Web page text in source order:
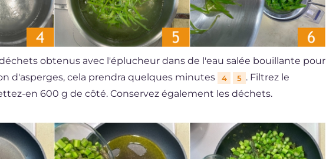
obtenus avec l'éplucheur dans de l'eau salée bouillante pour
d'asperges, cela prendra quelques minutes
4 5 . Filtrez le
en 600 g de côté. Conservez également les déchets.